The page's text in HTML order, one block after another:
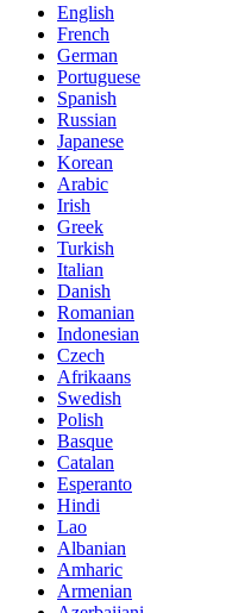
English
French
German
Portuguese
Spanish
Russian
Japanese
Korean
Arabic
Irish
Greek
Turkish
Italian
Danish
Romanian
Indonesian
Czech
Afrikaans
Swedish
Polish
Basque
Catalan
Esperanto
Hindi
Lao
Albanian
Amharic
Armenian